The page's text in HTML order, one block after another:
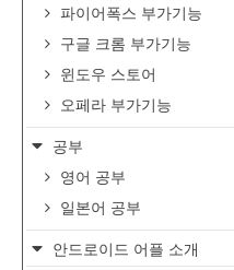
파이어폭스 부가기능
구글 크롬 부가기능
윈도우 스토어
오페라 부가기능
공부
영어 공부
일본어 공부
안드로이드 어플 소개